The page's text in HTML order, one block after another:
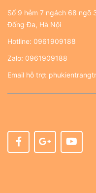
Số 9 hẻm 7 ngách 68 ngõ
Đống Đa, Hà Nội
Hotline: 0961909188
Zalo: 0961909188
Email hỗ trợ: